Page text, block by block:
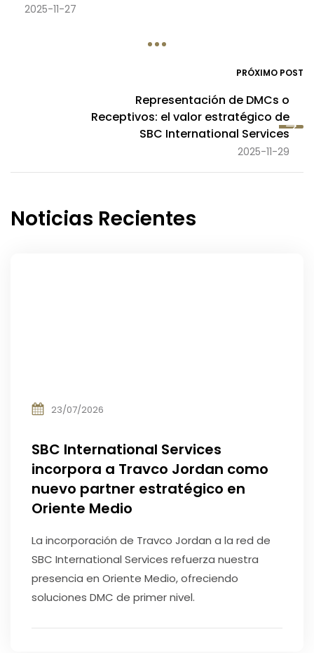
2025-11-27
PRÓXIMO POST
Representación de DMCs o
Receptivos: el valor estratégico de
SBC International Services
2025-11-29
Noticias Recientes
23/07/2026
SBC International Services
incorpora a Travco Jordan como
nuevo partner estratégico en
Oriente Medio
La incorporación de Travco Jordan a la red de
SBC International Services refuerza nuestra
presencia en Oriente Medio, ofreciendo
soluciones DMC de primer nivel.